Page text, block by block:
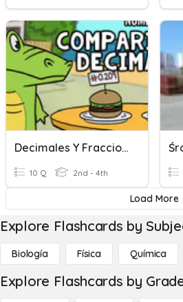
Decimales Y Fracciones
10 Q 2nd - 4th
Load More
Explore Flashcards by
Biología Física Química
Explore Flashcards by